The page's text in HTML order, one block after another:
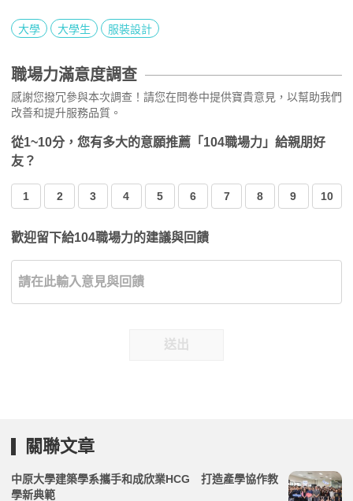
大學 大學生 服裝設計
職場力滿意度調查
感謝您撥冗參與本次調查！請您在問卷中提供寶貴意見，以幫助我們
改善和提升服務品質。
從1~10分，您有多大的意願推薦「104職場力」給親朋好
友？
1 2 3 4 5 6 7 8 9 10
歡迎留下給104職場力的建議與回饋
送出
關聯文章
中原大學建築學系攜手和成欣業HCG 打造產學協作教
學新典範